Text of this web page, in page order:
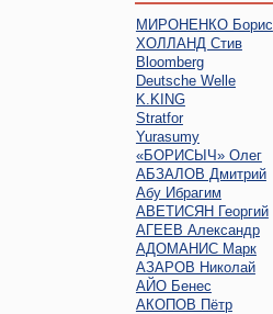
МИРОНЕНКО Борис
ХОЛЛАНД Стив
Bloomberg
Deutsche Welle
K.KING
Stratfor
Yurasumy
«БОРИСЫЧ» Олег
АБЗАЛОВ Дмитрий
Абу Ибрагим
АВЕТИСЯН Георгий
АГЕЕВ Александр
АДОМАНИС Марк
АЗАРОВ Николай
АЙО Бенес
АКОПОВ Пётр